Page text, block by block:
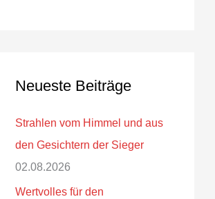
Neueste Beiträge
Strahlen vom Himmel und aus
den Gesichtern der Sieger
02.08.2026
Wertvolles für den